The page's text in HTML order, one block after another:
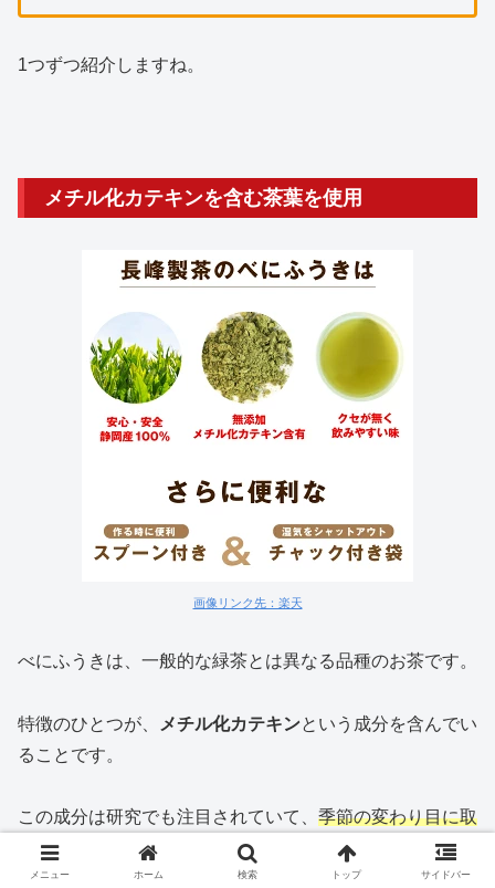
1つずつ紹介しますね。
メチル化カテキンを含む茶葉を使用
画像リンク先：楽天
べにふうきは、一般的な緑茶とは異なる品種のお茶です。
特徴のひとつが、 メチル化カテキンという成分を含んでい
ることです。
この成分は研究でも注目されていて、 季節の変わり目に取
り入れる人が増えています
よ。
メニュー ホーム 検索 トップ サイドバー